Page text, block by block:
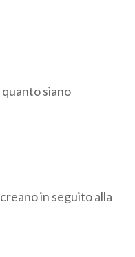
quanto siano
in seguito alla